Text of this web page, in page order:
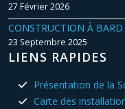
27 Février 2026
CONSTRUCTION À BARD
23 Septembre 2025
LIENS RAPIDES
Présentation de la
Carte des